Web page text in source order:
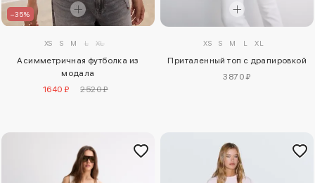
–35%
XS S M L XL
Асимметричная футболка из
модала
1640 ₽
2520 ₽
XS S M L XL
Приталенный топ с драпировкой
3870 ₽